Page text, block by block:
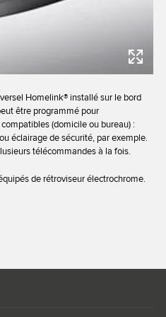
Homelink® installé sur le bord
être programmé pour
(domicile ou bureau) :
éclairage de sécurité, par exemple.
télécommandes à la fois.
de rétroviseur électrochrome.